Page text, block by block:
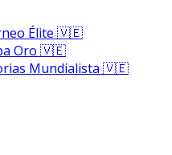
Élite 🇻🇪
Oro 🇻🇪
Mundialista 🇻🇪